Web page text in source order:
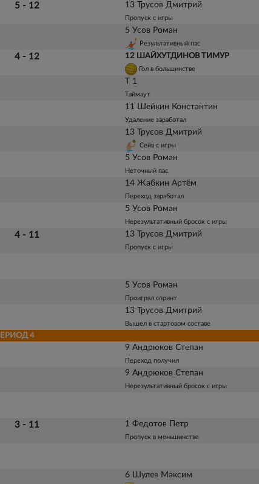
5 - 12 13 Трусов Дмитрий
Пропуск с игры
5 Усов Роман
Результативный пас
4 - 12 12 ШАЙХУТДИНОВ ТИМУР
Гол в большинстве
Т 1
Таймаут
11 Шейкин Константин
Удаление заработал
13 Трусов Дмитрий
Сейв с игры
5 Усов Роман
Неточный пас
14 Жабкин Артём
Переход заработал
5 Усов Роман
Нерезультативный бросок с игры
4 - 11 13 Трусов Дмитрий
Пропуск с игры
5 Усов Роман
Проиграл спринт
13 Трусов Дмитрий
Вышел в стартовом составе
4
9 Андрюков Степан
Переход получил
9 Андрюков Степан
Нерезультативный бросок с игры
3 - 11 1 Федотов Петр
Пропуск в меньшинстве
6 Шулев Максим